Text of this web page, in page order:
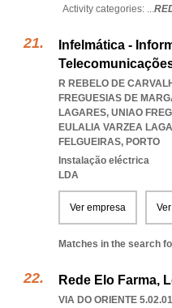
Activity categories: ...
Infelmática -
R REBELO DE
FREGUESIAS DE
LAGARES, UNIAO
EULALIA VARZEA
FELGUEIRAS, PORTO
Instalação eléctrica
LDA
Ver empresa
Matches in the search
Rede Elo Farma,
VIA DO ORIENTE